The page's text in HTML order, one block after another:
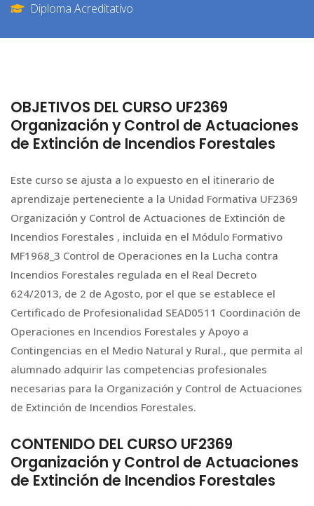
Diploma Acreditativo
OBJETIVOS DEL CURSO UF2369
Organización y Control de Actuaciones
de Extinción de Incendios Forestales
Este curso se ajusta a lo expuesto en el itinerario de
aprendizaje perteneciente a la Unidad Formativa UF2369
Organización y Control de Actuaciones de Extinción de
Incendios Forestales , incluida en el Módulo Formativo
MF1968_3 Control de Operaciones en la Lucha contra
Incendios Forestales regulada en el Real Decreto
624/2013, de 2 de Agosto, por el que se establece el
Certificado de Profesionalidad SEAD0511 Coordinación de
Operaciones en Incendios Forestales y Apoyo a
Contingencias en el Medio Natural y Rural., que permita al
alumnado adquirir las competencias profesionales
necesarias para la Organización y Control de Actuaciones
de Extinción de Incendios Forestales.
CONTENIDO DEL CURSO UF2369
Organización y Control de Actuaciones
de Extinción de Incendios Forestales